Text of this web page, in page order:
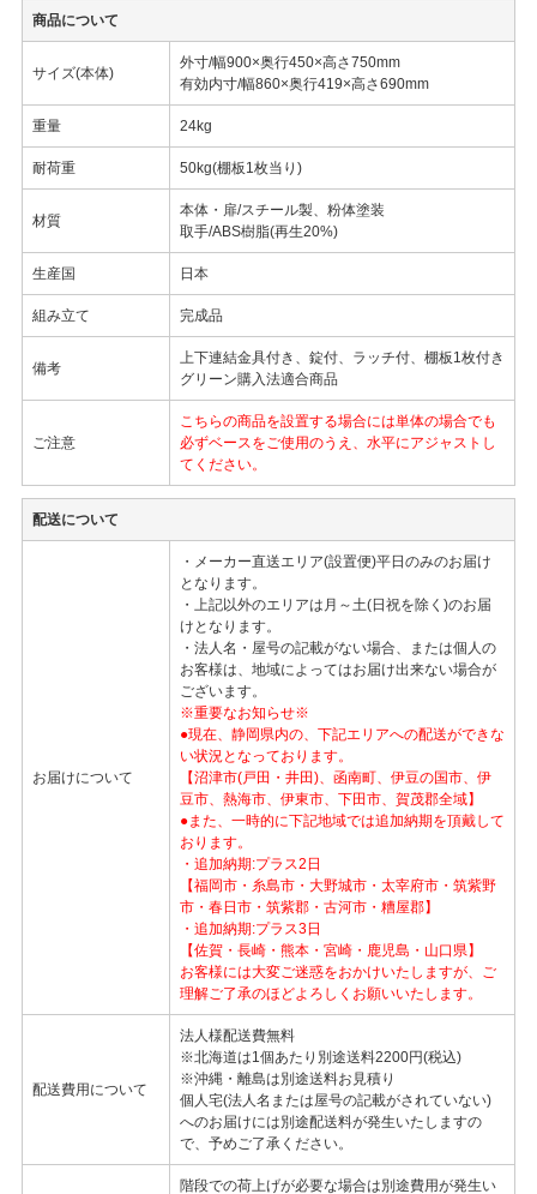
商品について
サイズ(本体)
外寸/幅900×奥行450×高さ750mm
有効内寸/幅860×奥行419×高さ690mm
重量 24kg
耐荷重 50kg(棚板1枚当り)
材質
本体・扉/スチール製、粉体塗装
取手/ABS樹脂(再生20%)
生産国 日本
組み立て 完成品
備考
上下連結金具付き、錠付、ラッチ付、棚板1枚付き
グリーン購入法適合商品
ご注意
こちらの商品を設置する場合には単体の場合でも
必ずベースをご使用のうえ、水平にアジャストし
てください。
配送について
お届けについて
・メーカー直送エリア(設置便)平日のみのお届け
となります。
・上記以外のエリアは月～土(日祝を除く)のお届
けとなります。
・法人名・屋号の記載がない場合、または個人の
お客様は、地域によってはお届け出来ない場合が
ございます。
※重要なお知らせ※
●現在、静岡県内の、下記エリアへの配送ができな
い状況となっております。
【沼津市(戸田・井田)、函南町、伊豆の国市、伊
豆市、熱海市、伊東市、下田市、賀茂郡全域】
●また、一時的に下記地域では追加納期を頂戴して
おります。
・追加納期:プラス2日
【福岡市・糸島市・大野城市・太宰府市・筑紫野
市・春日市・筑紫郡・古河市・糟屋郡】
・追加納期:プラス3日
【佐賀・長崎・熊本・宮崎・鹿児島・山口県】
お客様には大変ご迷惑をおかけいたしますが、ご
理解ご了承のほどよろしくお願いいたします。
配送費用について
法人様配送費無料
※北海道は1個あたり別途送料2200円(税込)
※沖縄・離島は別途送料お見積り
個人宅(法人名または屋号の記載がされていない)
へのお届けには別途配送料が発生いたしますの
で、予めご了承ください。
階段での荷上げが必要な場合は別途費用が発生い